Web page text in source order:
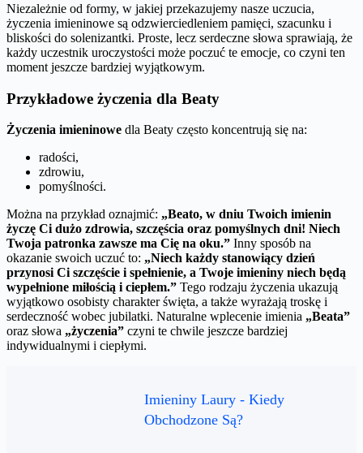
Niezależnie od formy, w jakiej przekazujemy nasze uczucia,
życzenia imieninowe są odzwierciedleniem pamięci, szacunku i
bliskości do solenizantki. Proste, lecz serdeczne słowa sprawiają, że
każdy uczestnik uroczystości może poczuć te emocje, co czyni ten
moment jeszcze bardziej wyjątkowym.
Przykładowe życzenia dla Beaty
Życzenia imieninowe dla Beaty często koncentrują się na:
radości,
zdrowiu,
pomyślności.
Można na przykład oznajmić: „Beato, w dniu Twoich imienin
życzę Ci dużo zdrowia, szczęścia oraz pomyślnych dni! Niech
Twoja patronka zawsze ma Cię na oku.” Inny sposób na
okazanie swoich uczuć to: „Niech każdy stanowiący dzień
przynosi Ci szczęście i spełnienie, a Twoje imieniny niech będą
wypełnione miłością i ciepłem.” Tego rodzaju życzenia ukazują
wyjątkowo osobisty charakter święta, a także wyrażają troskę i
serdeczność wobec jubilatki. Naturalne wplecenie imienia „Beata”
oraz słowa „życzenia” czyni te chwile jeszcze bardziej
indywidualnymi i ciepłymi.
Imieniny Laury - Kiedy
Obchodzone Są?